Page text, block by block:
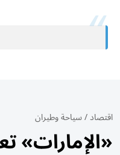
اقتصاد/سياحة وطيران
«الإمارات»